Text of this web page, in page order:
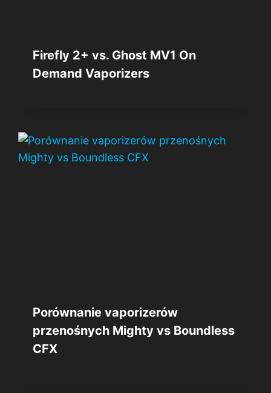
Firefly 2+ vs. Ghost MV1 On
Demand Vaporizers
Porównanie vaporizerów
przenośnych Mighty vs Boundless
CFX